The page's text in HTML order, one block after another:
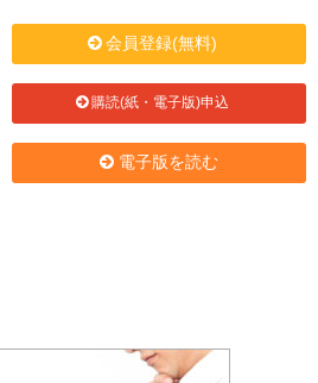
会員登録(無料)
購読(紙・電子版)申込
電子版を読む